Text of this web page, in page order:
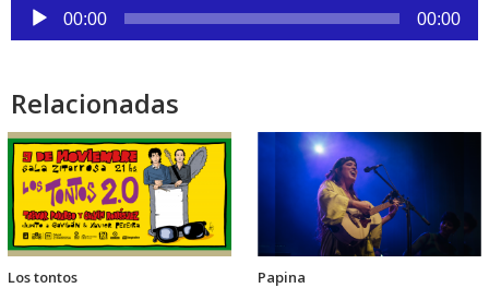
Reproductor
de
00:00 00:00
Relacionadas
Los tontos Papina